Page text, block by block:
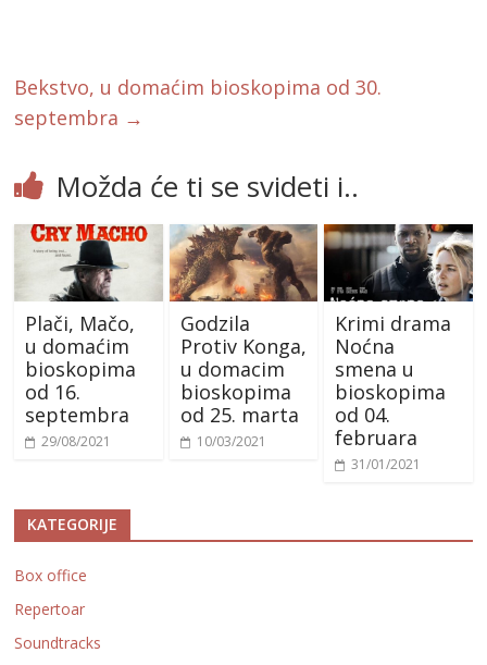
Bekstvo, u domaćim bioskopima od 30.
septembra →
Možda će ti se svideti i..
Plači, Mačo,
u domaćim
bioskopima
od 16.
septembra
29/08/2021
Godzila
Protiv Konga,
u domacim
bioskopima
od 25. marta
10/03/2021
Krimi drama
Noćna
smena u
bioskopima
od 04.
februara
31/01/2021
KATEGORIJE
Box office
Repertoar
Soundtracks